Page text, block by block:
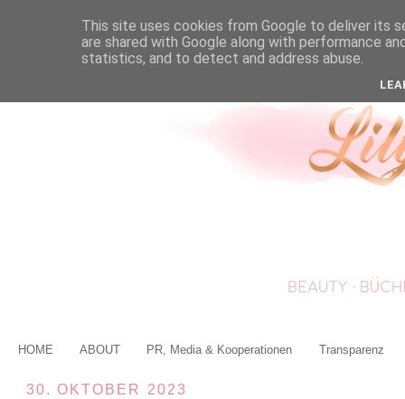
HOME ABOUT PR, Media & Kooperationen Transparenz
30. OKTOBER 2023
This site uses cookies from Google to deliver its
are shared with Google along with performance
statistics, and to detect and address abuse.